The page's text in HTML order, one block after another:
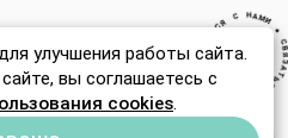
В
Я
Т
Ь
С
Н АМ И ●
C В
Я
З
Я
С
Открытки
улучшения работы сайта.
вы соглашаетесь с
cookies.